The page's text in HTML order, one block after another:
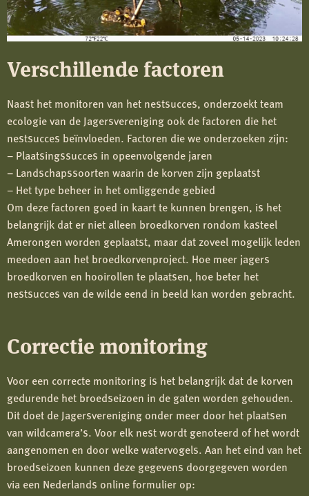
Verschillende factoren
Naast het monitoren van het nestsucces, onderzoekt team
ecologie van de Jagersvereniging ook de factoren die het
nestsucces beïnvloeden. Factoren die we onderzoeken zijn:
– Plaatsingssucces in opeenvolgende jaren
– Landschapssoorten waarin de korven zijn geplaatst
– Het type beheer in het omliggende gebied
Om deze factoren goed in kaart te kunnen brengen, is het
belangrijk dat er niet alleen broedkorven rondom kasteel
Amerongen worden geplaatst, maar dat zoveel mogelijk leden
meedoen aan het broedkorvenproject. Hoe meer jagers
broedkorven en hooirollen te plaatsen, hoe beter het
nestsucces van de wilde eend in beeld kan worden gebracht.
Correctie monitoring
Voor een correcte monitoring is het belangrijk dat de korven
gedurende het broedseizoen in de gaten worden gehouden.
Dit doet de Jagersvereniging onder meer door het plaatsen
van wildcamera’s. Voor elk nest wordt genoteerd of het wordt
aangenomen en door welke watervogels. Aan het eind van het
broedseizoen kunnen deze gegevens doorgegeven worden
via een Nederlands online formulier op: